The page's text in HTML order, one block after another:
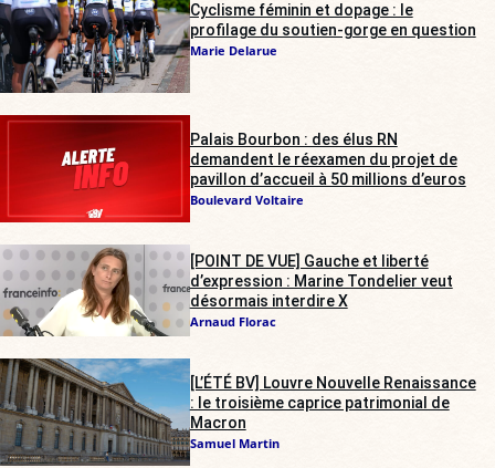
Cyclisme féminin et dopage : le
profilage du soutien-gorge en question
Marie Delarue
Palais Bourbon : des élus RN
demandent le réexamen du projet de
pavillon d’accueil à 50 millions d’euros
Boulevard Voltaire
[POINT DE VUE] Gauche et liberté
d’expression : Marine Tondelier veut
désormais interdire X
Arnaud Florac
[L’ÉTÉ BV] Louvre Nouvelle Renaissance
: le troisième caprice patrimonial de
Macron
Samuel Martin